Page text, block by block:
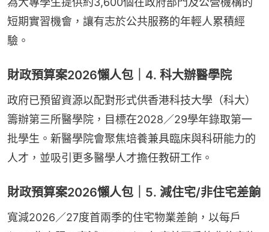
短期實習機會，讓有志於公共服務的年輕人累積經
驗。
財政預算案2026懶人包｜4. 科大辦醫學院
政府已預留資源以配對形式供香港科技大學（科大）
籌辦第三所醫學院，目標在2028／29學年錄取第一
批學生。新醫學院會聚焦培養兼具臨床與科研能力的
人才，並吸引更多醫學人才擔任教研工作。
財政預算案2026懶人包｜5. 減住宅/非住宅差餉
寬減2026／27度首兩季的住宅物業差餉，以每戶